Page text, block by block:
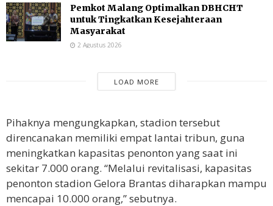
Pemkot Malang Optimalkan DBHCHT
untuk Tingkatkan Kesejahteraan
Masyarakat
2 Agustus 2026
LOAD MORE
Pihaknya mengungkapkan, stadion tersebut
direncanakan memiliki empat lantai tribun, guna
meningkatkan kapasitas penonton yang saat ini
sekitar 7.000 orang. “Melalui revitalisasi, kapasitas
penonton stadion Gelora Brantas diharapkan mampu
mencapai 10.000 orang,” sebutnya.